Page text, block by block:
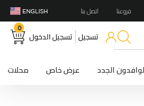
فروعنا اتصل بنا
تسجيل تسجيل الدخول
0
الوافدون الجدد عرض خاص محلات